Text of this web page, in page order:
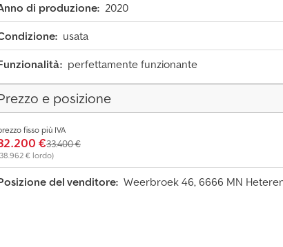
di produzione: 2020
usata
perfettamente funzionante
e posizione
fisso più IVA
€33.400 €
€ lordo)
del venditore: Weerbroek 46, 6666 MN